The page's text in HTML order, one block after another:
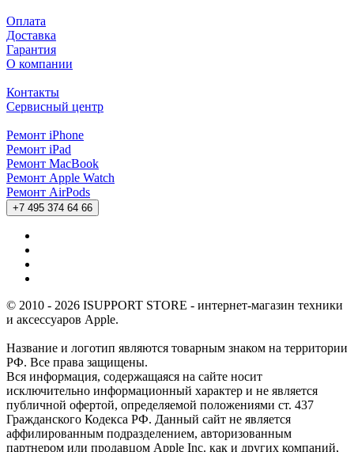
Оплата
Доставка
Гарантия
О компании
Контакты
Сервисный центр
Ремонт iPhone
Ремонт iPad
Ремонт MacBook
Ремонт Apple Watch
Ремонт AirPods
+7 495 374 64 66
© 2010 - 2026 ISUPPORT STORE - интернет-магазин техники
и аксессуаров Apple.
Название и логотип являются товарным знаком на территории
РФ. Все права защищены.
Вся информация, содержащаяся на сайте носит
исключительно информационный характер и не является
публичной офертой, определяемой положениями ст. 437
Гражданского Кодекса РФ. Данный сайт не является
аффилированным подразделением, авторизованным
партнером или продавцом Apple Inc. как и других компаний,